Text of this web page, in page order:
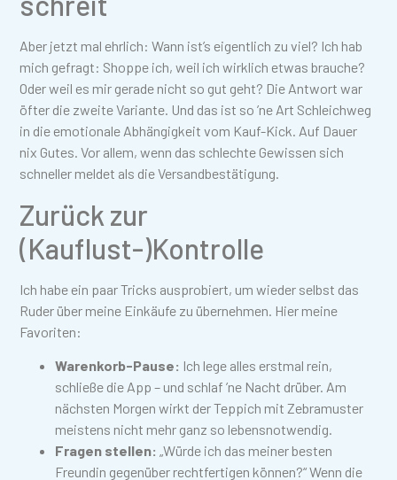
Aber jetzt mal ehrlich: Wann ist’s eigentlich zu viel? Ich hab
mich gefragt: Shoppe ich, weil ich wirklich etwas brauche?
Oder weil es mir gerade nicht so gut geht? Die Antwort war
öfter die zweite Variante. Und das ist so ’ne Art Schleichweg
in die emotionale Abhängigkeit vom Kauf-Kick. Auf Dauer
nix Gutes. Vor allem, wenn das schlechte Gewissen sich
schneller meldet als die Versandbestätigung.
Zurück zur
(Kauflust-)Kontrolle
Ich habe ein paar Tricks ausprobiert, um wieder selbst das
Ruder über meine Einkäufe zu übernehmen. Hier meine
Favoriten:
Warenkorb-Pause: Ich lege alles erstmal rein,
schließe die App – und schlaf ’ne Nacht drüber. Am
nächsten Morgen wirkt der Teppich mit Zebramuster
meistens nicht mehr ganz so lebensnotwendig.
Fragen stellen: „Würde ich das meiner besten
Freundin gegenüber rechtfertigen können?“ Wenn die